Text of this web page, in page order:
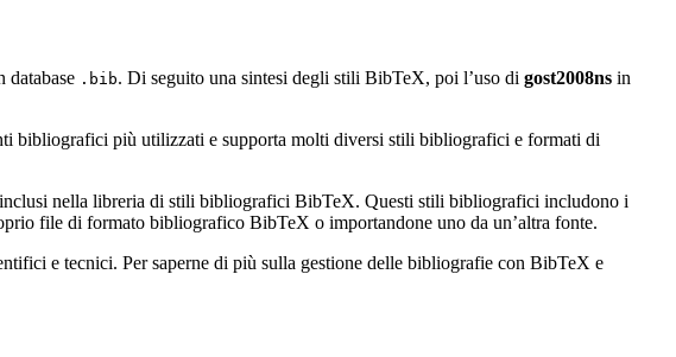
database .bib. Di seguito una sintesi degli stili BibTeX, poi l’uso di gost2008ns in
bibliografici più utilizzati e supporta molti diversi stili bibliografici e formati di
nella libreria di stili bibliografici BibTeX. Questi stili bibliografici includono i
file di formato bibliografico BibTeX o importandone uno da un’altra fonte.
e tecnici. Per saperne di più sulla gestione delle bibliografie con BibTeX e